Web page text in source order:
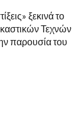
ξεκινά το
Τεχνών
παρουσία του